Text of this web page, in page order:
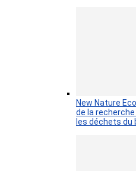
New Nature
de la
les déchets du